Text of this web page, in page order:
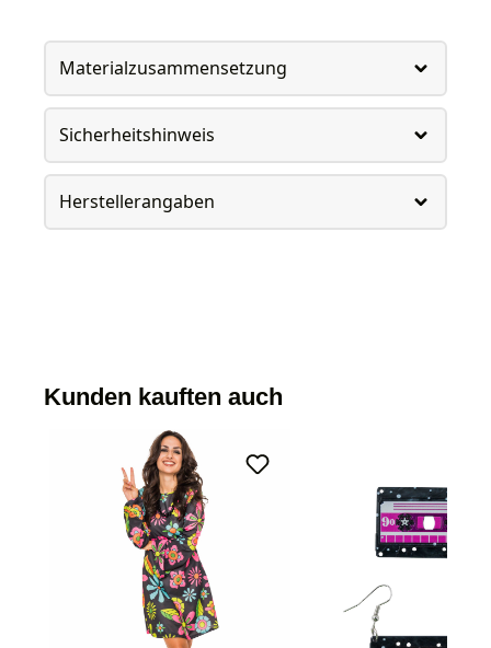
Materialzusammensetzung
Sicherheitshinweis
Herstellerangaben
Kunden kauften auch